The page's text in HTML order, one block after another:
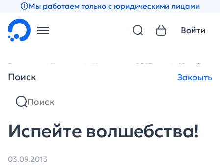
Мы работаем только с юридическими лицами
Поиск Закрыть
Войти
Главная Новости Новости за 2013 год Испейте
Испейте волшебства!
03.09.2013